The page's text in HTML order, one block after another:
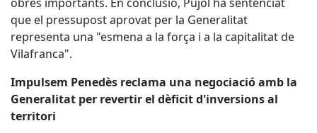
que el pressupost aprovat per la Generalitat
representa una "esmena a la força i a la capitalitat de
Vilafranca".
Impulsem Penedès reclama una negociació amb la
Generalitat per revertir el dèficit d'inversions al
territori